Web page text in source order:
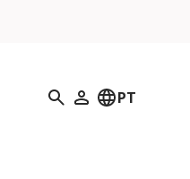
Pesquisar
O meu perfil
PT